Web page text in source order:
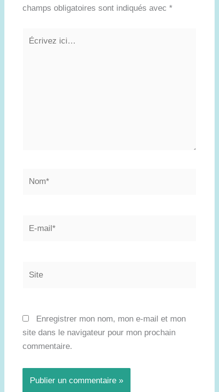
champs obligatoires sont indiqués avec *
Enregistrer mon nom, mon e-mail et mon
site dans le navigateur pour mon prochain
commentaire.